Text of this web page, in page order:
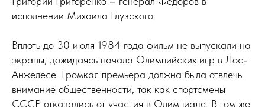
исполнении Михаила Глузского.
Вплоть до 30 июля 1984 года фильм не выпускали на
экраны, дожидаясь начала Олимпийских игр в Лос-
Анжелесе. Громкая премьера должна была отвлечь
внимание общественности, так как спортсмены
СССР отказались от участия в Олимпиаде. В том же